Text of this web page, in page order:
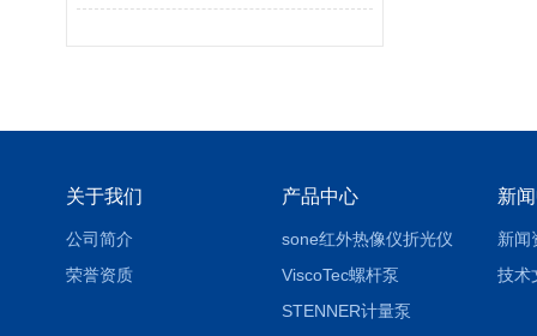
关于我们
公司简介
荣誉资质
产品中心
sone红外热像仪折光仪
ViscoTec螺杆泵
STENNER计量泵
新
新闻
技术